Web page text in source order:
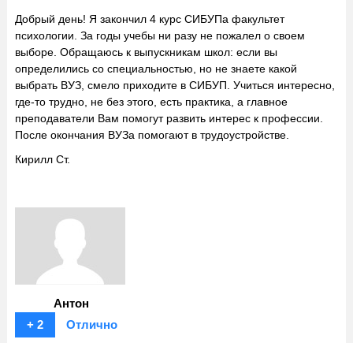
Добрый день! Я закончил 4 курс СИБУПа факультет
психологии. За годы учебы ни разу не пожалел о своем
выборе. Обращаюсь к выпускникам школ: если вы
определились со специальностью, но не знаете какой
выбрать ВУЗ, смело приходите в СИБУП. Учиться интересно,
где-то трудно, не без этого, есть практика, а главное
преподаватели Вам помогут развить интерес к профессии.
После окончания ВУЗа помогают в трудоустройстве.
Кирилл Ст.
Антон
+ 2
Отлично